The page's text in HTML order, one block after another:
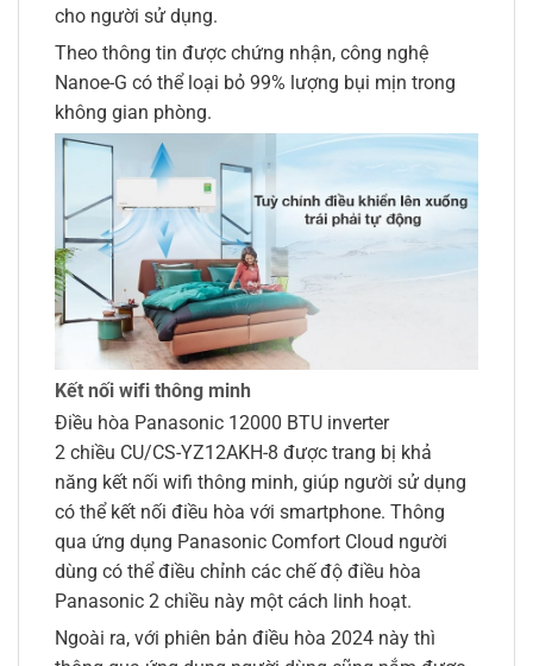
cho người sử dụng.
Theo thông tin được chứng nhận, công nghệ
Nanoe-G có thể loại bỏ 99% lượng bụi mịn trong
không gian phòng.
Kết nối wifi thông minh
Điều hòa Panasonic 12000 BTU inverter
2 chiều CU/CS-YZ12AKH-8 được trang bị khả
năng kết nối wifi thông minh, giúp người sử dụng
có thể kết nối điều hòa với smartphone. Thông
qua ứng dụng Panasonic Comfort Cloud người
dùng có thể điều chỉnh các chế độ điều hòa
Panasonic 2 chiều này một cách linh hoạt.
Ngoài ra, với phiên bản điều hòa 2024 này thì